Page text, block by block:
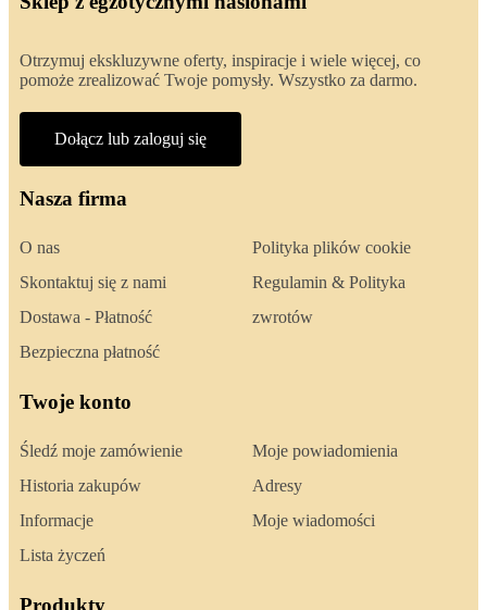
Otrzymuj ekskluzywne oferty, inspiracje i wiele więcej, co
pomoże zrealizować Twoje pomysły. Wszystko za darmo.
Dołącz lub zaloguj się
Nasza firma
O nas
Skontaktuj się z nami
Dostawa - Płatność
Bezpieczna płatność
Polityka plików cookie
Regulamin & Polityka
zwrotów
Twoje konto
Śledź moje zamówienie
Historia zakupów
Informacje
Lista życzeń
Moje powiadomienia
Adresy
Moje wiadomości